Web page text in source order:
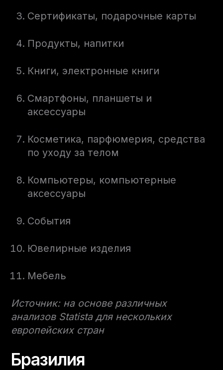
Сертификаты, подарочные карты
Продукты, напитки
Книги, электронные книги
Смартфоны, планшеты и
аксессуары
Косметика, парфюмерия, средства
по уходу за телом
Компьютеры, компьютерные
аксессуары
События
Ювелирные изделия
Мебель
Источник: на основе различных
анализов Statista для нескольких
европейских стран
Бразилия